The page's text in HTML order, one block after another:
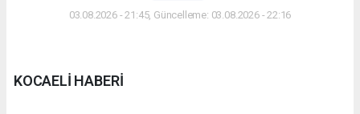
03.08.2026 - 21:45, Güncelleme: 03.08.2026 - 22:16
KOCAELİ HABERİ